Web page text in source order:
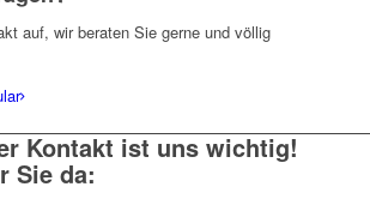
auf, wir beraten Sie gerne und völlig
Kontakt ist uns wichtig!
Sie da: